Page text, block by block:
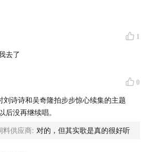
1
去了
0
刘诗诗和吴奇隆拍步步惊心续集的主题
后没再继续唱。
料供应商: 对的，但其实歌是真的很好听